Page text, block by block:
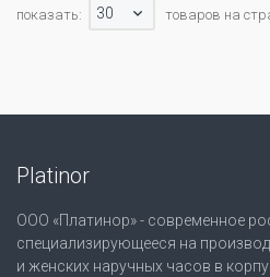
показать:
30 товаров на
Platinor
ООО «Платинор» - современное
специализирующееся на
и женских наручных часов в